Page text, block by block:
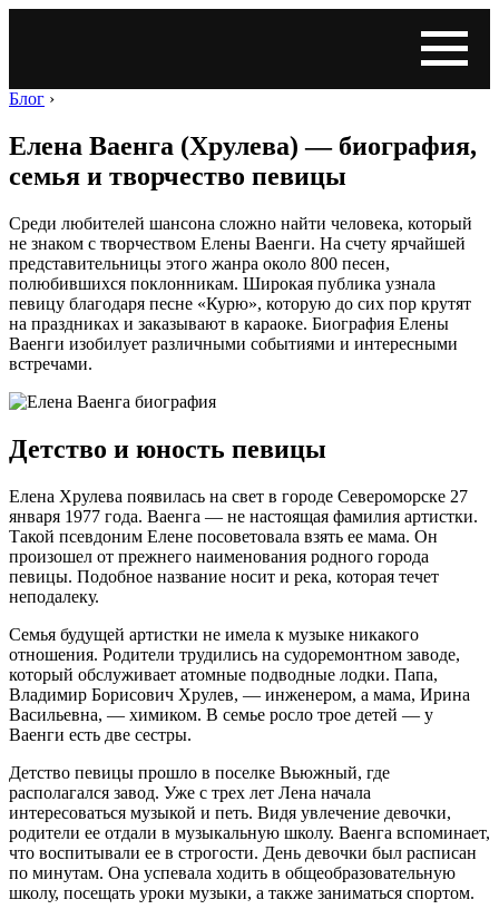
Блог ›
Елена Ваенга (Хрулева) — биография,
семья и творчество певицы
Среди любителей шансона сложно найти человека, который
не знаком с творчеством Елены Ваенги. На счету ярчайшей
представительницы этого жанра около 800 песен,
полюбившихся поклонникам. Широкая публика узнала
певицу благодаря песне «Курю», которую до сих пор крутят
на праздниках и заказывают в караоке. Биография Елены
Ваенги изобилует различными событиями и интересными
встречами.
Детство и юность певицы
Елена Хрулева появилась на свет в городе Североморске 27
января 1977 года. Ваенга — не настоящая фамилия артистки.
Такой псевдоним Елене посоветовала взять ее мама. Он
произошел от прежнего наименования родного города
певицы. Подобное название носит и река, которая течет
неподалеку.
Семья будущей артистки не имела к музыке никакого
отношения. Родители трудились на судоремонтном заводе,
который обслуживает атомные подводные лодки. Папа,
Владимир Борисович Хрулев, — инженером, а мама, Ирина
Васильевна, — химиком. В семье росло трое детей — у
Ваенги есть две сестры.
Детство певицы прошло в поселке Вьюжный, где
располагался завод. Уже с трех лет Лена начала
интересоваться музыкой и петь. Видя увлечение девочки,
родители ее отдали в музыкальную школу. Ваенга вспоминает,
что воспитывали ее в строгости. День девочки был расписан
по минутам. Она успевала ходить в общеобразовательную
школу, посещать уроки музыки, а также заниматься спортом.